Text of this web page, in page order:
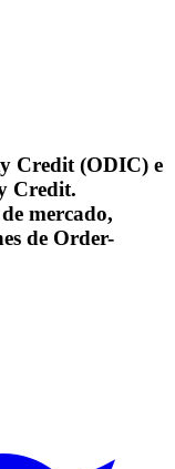
Credit (ODIC) e
Credit.
mercado,
de Order-